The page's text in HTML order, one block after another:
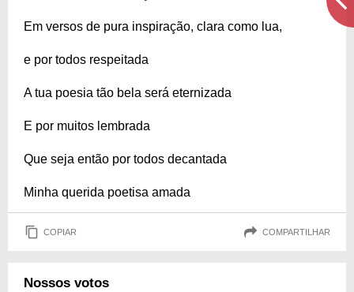
Em versos de pura inspiração, clara como lua,
e por todos respeitada
A tua poesia tão bela será eternizada
E por muitos lembrada
Que seja então por todos decantada
Minha querida poetisa amada
COPIAR COMPARTILHAR
Nossos votos